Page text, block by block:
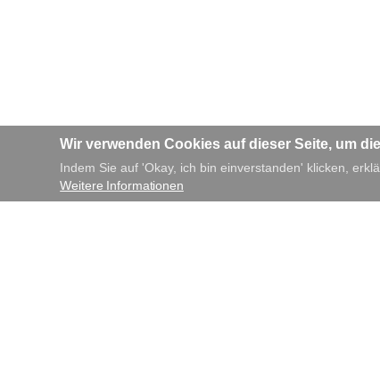
Wir verwenden Cookies auf dieser Seite, um
Indem Sie auf 'Okay, ich bin einverstanden' klicken,
Weitere Informationen